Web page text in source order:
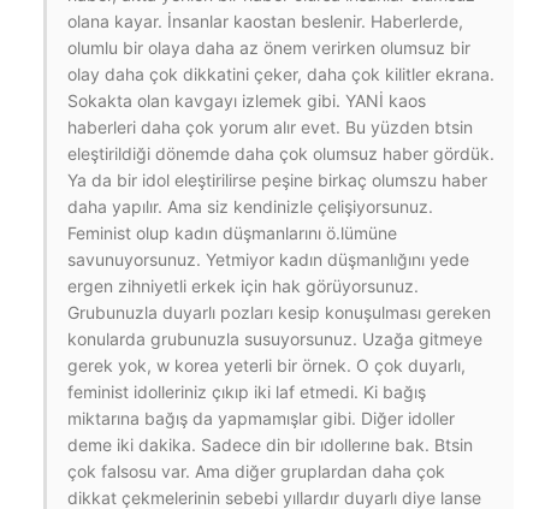
olana kayar. İnsanlar kaostan beslenir. Haberlerde,
olumlu bir olaya daha az önem verirken olumsuz bir
olay daha çok dikkatini çeker, daha çok kilitler ekrana.
Sokakta olan kavgayı izlemek gibi. YANİ kaos
haberleri daha çok yorum alır evet. Bu yüzden btsin
eleştirildiği dönemde daha çok olumsuz haber gördük.
Ya da bir idol eleştirilirse peşine birkaç olumszu haber
daha yapılır. Ama siz kendinizle çelişiyorsunuz.
Feminist olup kadın düşmanlarını ö.lümüne
savunuyorsunuz. Yetmiyor kadın düşmanlığını yede
ergen zihniyetli erkek için hak görüyorsunuz.
Grubunuzla duyarlı pozları kesip konuşulması gereken
konularda grubunuzla susuyorsunuz. Uzağa gitmeye
gerek yok, w korea yeterli bir örnek. O çok duyarlı,
feminist idolleriniz çıkıp iki laf etmedi. Ki bağış
miktarına bağış da yapmamışlar gibi. Diğer idoller
deme iki dakika. Sadece din bir ıdollerıne bak. Btsin
çok falsosu var. Ama diğer gruplardan daha çok
dikkat çekmelerinin sebebi yıllardır duyarlı diye lanse